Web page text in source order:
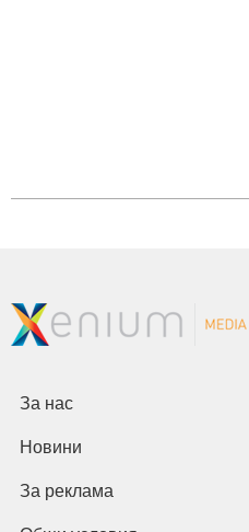
За нас
Новини
За реклама